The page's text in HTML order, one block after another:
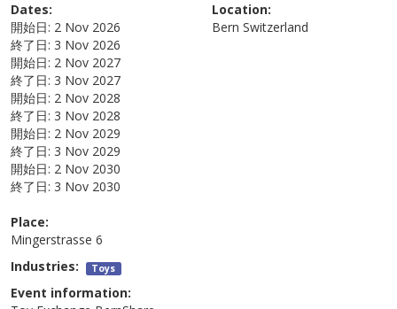
Dates:
開始日: 2 Nov 2026
終了日: 3 Nov 2026
開始日: 2 Nov 2027
終了日: 3 Nov 2027
開始日: 2 Nov 2028
終了日: 3 Nov 2028
開始日: 2 Nov 2029
終了日: 3 Nov 2029
開始日: 2 Nov 2030
終了日: 3 Nov 2030
Location:
Bern Switzerland
Place:
Mingerstrasse 6
Industries: Toys
Event information: